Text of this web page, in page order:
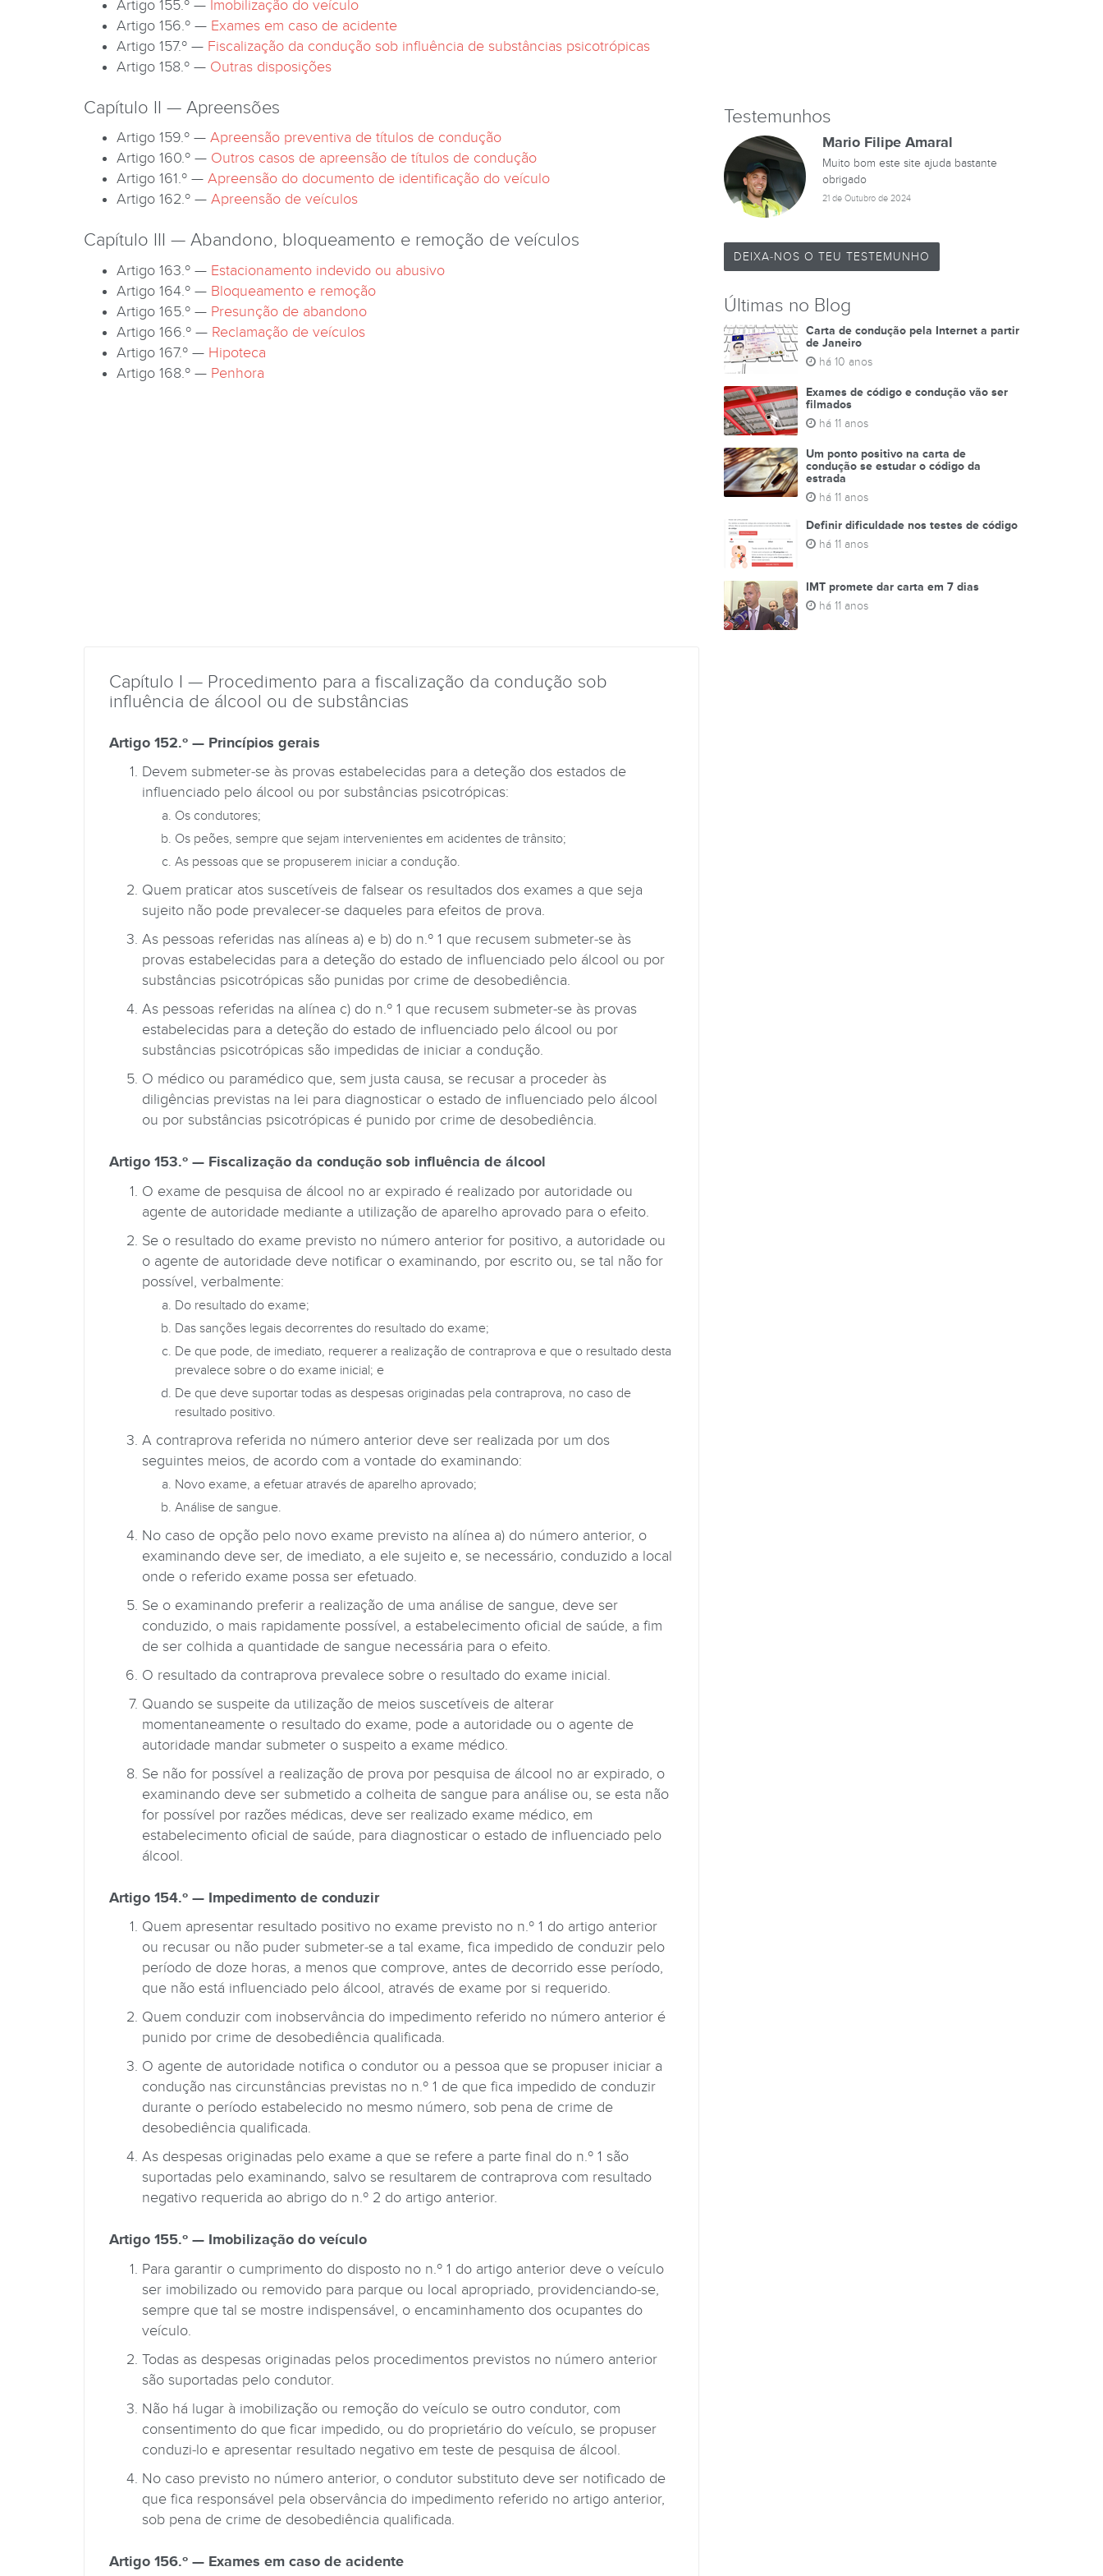
Artigo 155.º — Imobilização do veículo
Artigo 156.º — Exames em caso de acidente
Artigo 157.º — Fiscalização da condução sob influência de substâncias psicotrópicas
Artigo 158.º — Outras disposições
Capítulo II — Apreensões
Artigo 159.º — Apreensão preventiva de títulos de condução
Artigo 160.º — Outros casos de apreensão de títulos de condução
Artigo 161.º — Apreensão do documento de identificação do veículo
Artigo 162.º — Apreensão de veículos
Capítulo III — Abandono, bloqueamento e remoção de veículos
Artigo 163.º — Estacionamento indevido ou abusivo
Artigo 164.º — Bloqueamento e remoção
Artigo 165.º — Presunção de abandono
Artigo 166.º — Reclamação de veículos
Artigo 167.º — Hipoteca
Artigo 168.º — Penhora
Capítulo I — Procedimento para a fiscalização da condução sob
influência de álcool ou de substâncias
Artigo 152.º — Princípios gerais
Devem submeter-se às provas estabelecidas para a deteção dos estados de
influenciado pelo álcool ou por substâncias psicotrópicas:
Os condutores;
Os peões, sempre que sejam intervenientes em acidentes de trânsito;
As pessoas que se propuserem iniciar a condução.
Quem praticar atos suscetíveis de falsear os resultados dos exames a que seja
sujeito não pode prevalecer-se daqueles para efeitos de prova.
As pessoas referidas nas alíneas a) e b) do n.º 1 que recusem submeter-se às
provas estabelecidas para a deteção do estado de influenciado pelo álcool ou por
substâncias psicotrópicas são punidas por crime de desobediência.
As pessoas referidas na alínea c) do n.º 1 que recusem submeter-se às provas
estabelecidas para a deteção do estado de influenciado pelo álcool ou por
substâncias psicotrópicas são impedidas de iniciar a condução.
O médico ou paramédico que, sem justa causa, se recusar a proceder às
diligências previstas na lei para diagnosticar o estado de influenciado pelo álcool
ou por substâncias psicotrópicas é punido por crime de desobediência.
Artigo 153.º — Fiscalização da condução sob influência de álcool
O exame de pesquisa de álcool no ar expirado é realizado por autoridade ou
agente de autoridade mediante a utilização de aparelho aprovado para o efeito.
Se o resultado do exame previsto no número anterior for positivo, a autoridade ou
o agente de autoridade deve notificar o examinando, por escrito ou, se tal não for
possível, verbalmente:
Do resultado do exame;
Das sanções legais decorrentes do resultado do exame;
De que pode, de imediato, requerer a realização de contraprova e que o resultado desta
prevalece sobre o do exame inicial; e
De que deve suportar todas as despesas originadas pela contraprova, no caso de
resultado positivo.
A contraprova referida no número anterior deve ser realizada por um dos
seguintes meios, de acordo com a vontade do examinando:
Novo exame, a efetuar através de aparelho aprovado;
Análise de sangue.
No caso de opção pelo novo exame previsto na alínea a) do número anterior, o
examinando deve ser, de imediato, a ele sujeito e, se necessário, conduzido a local
onde o referido exame possa ser efetuado.
Se o examinando preferir a realização de uma análise de sangue, deve ser
conduzido, o mais rapidamente possível, a estabelecimento oficial de saúde, a fim
de ser colhida a quantidade de sangue necessária para o efeito.
O resultado da contraprova prevalece sobre o resultado do exame inicial.
Quando se suspeite da utilização de meios suscetíveis de alterar
momentaneamente o resultado do exame, pode a autoridade ou o agente de
autoridade mandar submeter o suspeito a exame médico.
Se não for possível a realização de prova por pesquisa de álcool no ar expirado, o
examinando deve ser submetido a colheita de sangue para análise ou, se esta não
for possível por razões médicas, deve ser realizado exame médico, em
estabelecimento oficial de saúde, para diagnosticar o estado de influenciado pelo
álcool.
Artigo 154.º — Impedimento de conduzir
Quem apresentar resultado positivo no exame previsto no n.º 1 do artigo anterior
ou recusar ou não puder submeter-se a tal exame, fica impedido de conduzir pelo
período de doze horas, a menos que comprove, antes de decorrido esse período,
que não está influenciado pelo álcool, através de exame por si requerido.
Quem conduzir com inobservância do impedimento referido no número anterior é
punido por crime de desobediência qualificada.
O agente de autoridade notifica o condutor ou a pessoa que se propuser iniciar a
condução nas circunstâncias previstas no n.º 1 de que fica impedido de conduzir
durante o período estabelecido no mesmo número, sob pena de crime de
desobediência qualificada.
As despesas originadas pelo exame a que se refere a parte final do n.º 1 são
suportadas pelo examinando, salvo se resultarem de contraprova com resultado
negativo requerida ao abrigo do n.º 2 do artigo anterior.
Artigo 155.º — Imobilização do veículo
Para garantir o cumprimento do disposto no n.º 1 do artigo anterior deve o veículo
ser imobilizado ou removido para parque ou local apropriado, providenciando-se,
sempre que tal se mostre indispensável, o encaminhamento dos ocupantes do
veículo.
Todas as despesas originadas pelos procedimentos previstos no número anterior
são suportadas pelo condutor.
Não há lugar à imobilização ou remoção do veículo se outro condutor, com
consentimento do que ficar impedido, ou do proprietário do veículo, se propuser
conduzi-lo e apresentar resultado negativo em teste de pesquisa de álcool.
No caso previsto no número anterior, o condutor substituto deve ser notificado de
que fica responsável pela observância do impedimento referido no artigo anterior,
sob pena de crime de desobediência qualificada.
Artigo 156.º — Exames em caso de acidente
Testemunhos
Mario Filipe Amaral
Muito bom este site ajuda bastante
obrigado
21 de Outubro de 2024
DEIXA-NOS O TEU TESTEMUNHO
Últimas no Blog
Carta de condução pela Internet a partir
de Janeiro
há 10 anos
Exames de código e condução vão ser
filmados
há 11 anos
Um ponto positivo na carta de
condução se estudar o código da
estrada
há 11 anos
Definir dificuldade nos testes de código
há 11 anos
IMT promete dar carta em 7 dias
há 11 anos